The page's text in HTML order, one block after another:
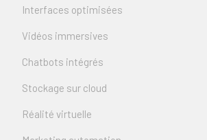
Interfaces optimisées
Vidéos immersives
Chatbots intégrés
Stockage sur cloud
Réalité virtuelle